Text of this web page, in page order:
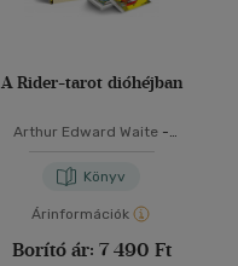
A Rider-tarot dióhéjban
Arthur Edward Waite -
Könyv
Árinformációk
Borító ár: 7 490 Ft